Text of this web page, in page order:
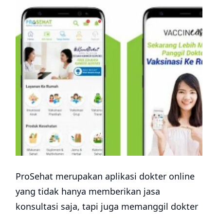
ProSehat merupakan aplikasi dokter online
yang tidak hanya memberikan jasa
konsultasi saja, tapi juga memanggil dokter